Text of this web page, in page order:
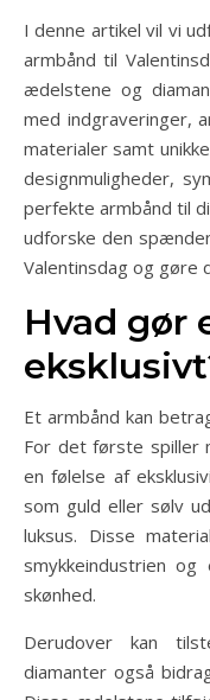
I denne artikel vil vi
armbånd til
ædelstene og
med indgraveringer,
materialer samt
designmuligheder,
perfekte armbånd til
udforske den
Valentinsdag og gøre
Hvad gør
Et armbånd kan
For det første spiller
en følelse af
som guld eller sølv
luksus. Disse
smykkeindustrien
skønhed.
Derudover kan
diamanter også